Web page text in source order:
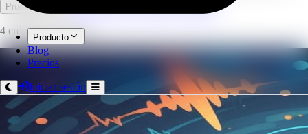
Producto
Blog
Precios
Iniciar sesión
Pruébalo ahora
4 créditos por minuto.